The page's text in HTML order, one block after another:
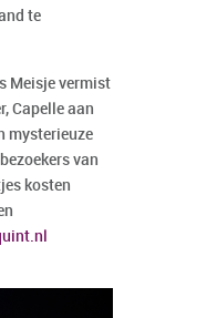
te
Meisje vermist
Capelle aan
mysterieuze
van
kosten